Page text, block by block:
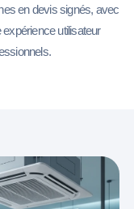
en devis signés, avec
utilisateur